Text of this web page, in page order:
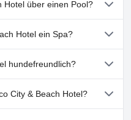
war, genossen die Gäste
des Hotels.
Hotel über einen Pool?
Pools, die zu einer oder
gehören:
Sie in den Antworten
Hotel ein Spa?
& Beach Hotel nicht
hundefreundlich?
erlaubt keine Hunde.
City & Beach Hotel?